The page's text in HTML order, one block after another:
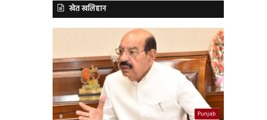
खेत खलिहान
Punjab